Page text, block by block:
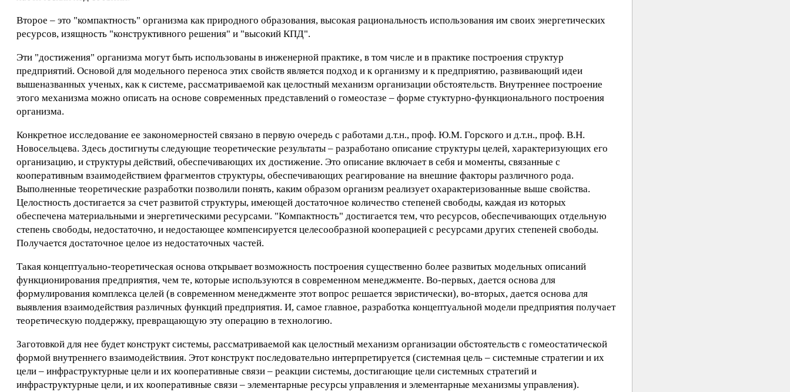
Второе – это "компактность" организма как природного образования, высокая рациональность использования им своих энергетических
ресурсов, изящность "конструктивного решения" и "высокий КПД".
Эти "достижения" организма могут быть использованы в инженерной практике, в том числе и в практике построения структур
предприятий. Основой для модельного переноса этих свойств является подход и к организму и к предприятию, развивающий идеи
вышеназванных ученых, как к системе, рассматриваемой как целостный механизм организации обстоятельств. Внутреннее построение
этого механизма можно описать на основе современных представлений о гомеостазе – форме стуктурно-функционального построения
организма.
Конкретное исследование ее закономерностей связано в первую очередь с работами д.т.н., проф. Ю.М. Горского и д.т.н., проф. В.Н.
Новосельцева. Здесь достигнуты следующие теоретические результаты – разработано описание структуры целей, характеризующих его
организацию, и структуры действий, обеспечивающих их достижение. Это описание включает в себя и моменты, связанные с
кооперативным взаимодействием фрагментов структуры, обеспечивающих реагирование на внешние факторы различного рода.
Выполненные теоретические разработки позволили понять, каким образом организм реализует охарактеризованные выше свойства.
Целостность достигается за счет развитой структуры, имеющей достаточное количество степеней свободы, каждая из которых
обеспечена материальными и энергетическими ресурсами. "Компактность" достигается тем, что ресурсов, обеспечивающих отдельную
степень свободы, недостаточно, и недостающее компенсируется целесообразной кооперацией с ресурсами других степеней свободы.
Получается достаточное целое из недостаточных частей.
Такая концептуально-теоретическая основа открывает возможность построения существенно более развитых модельных описаний
функционирования предприятия, чем те, которые используются в современном менеджменте. Во-первых, дается основа для
формулирования комплекса целей (в современном менеджменте этот вопрос решается эвристически), во-вторых, дается основа для
выявления взаимодействия различных функций предприятия. И, самое главное, разработка концептуальной модели предприятия получает
теоретическую поддержку, превращающую эту операцию в технологию.
Заготовкой для нее будет конструкт системы, рассматриваемой как целостный механизм организации обстоятельств с гомеостатической
формой внутреннего взаимодействиия. Этот конструкт последовательно интерпретируется (системная цель – системные стратегии и их
цели – инфраструктурные цели и их кооперативные связи – реакции системы, достигающие цели системных стратегий и
инфраструктурные цели, и их кооперативные связи – элементарные ресурсы управления и элементарные механизмы управления).